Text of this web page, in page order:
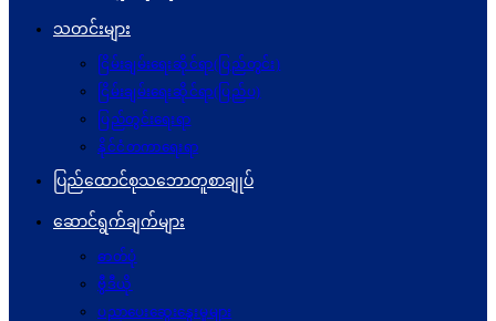
သတင်းများ
ငြိမ်းချမ်းရေးဆိုင်ရာ(ပြည်တွင်း)
ငြိမ်းချမ်းရေးဆိုင်ရာ(ပြည်ပ)
ပြည်တွင်းရေးရာ
နိုင်ငံတကာရေးရာ
ပြည်ထောင်စုသဘောတူစာချုပ်
ဆောင်ရွက်ချက်များ
ဓာတ်ပုံ
ဗွီဒီယို
ပညာပေးဆွေးနွေးမှုများ